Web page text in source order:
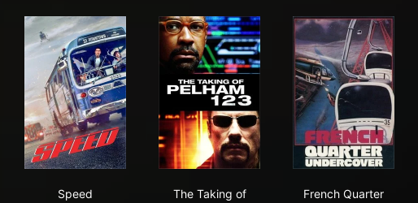
Speed
The Taking of
French Quarter